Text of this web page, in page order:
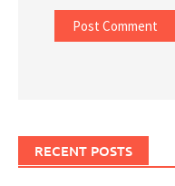
RECENT POSTS